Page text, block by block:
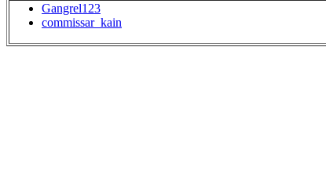
Gangrel123
commissar_kain